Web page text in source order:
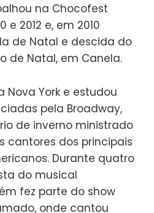
na Chocofest
e 2012 e, em 2010
de Natal e descida do
de Natal, em Canela.
Nova York e estudou
pela Broadway,
de inverno ministrado
cantores dos principais
Durante quatro
do musical
fez parte do show
onde cantou